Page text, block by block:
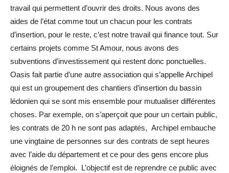
travail qui permettent d’ouvrir des droits. Nous avons des
aides de l’état comme tout un chacun pour les contrats
d’insertion, pour le reste, c’est notre travail qui finance tout. Sur
certains projets comme St Amour, nous avons des
subventions d’investissement qui restent donc ponctuelles.
Oasis fait partie d’une autre association qui s’appelle Archipel
qui est un groupement des chantiers d’insertion du bassin
lédonien qui se sont mis ensemble pour mutualiser différentes
choses. Par exemple, on s’aperçoit que pour un certain public,
les contrats de 20 h ne sont pas adaptés, Archipel embauche
une vingtaine de personnes sur des contrats de sept heures
avec l’aide du département et ce pour des gens encore plus
éloignés de l’emploi. L’objectif est de reprendre ce public avec